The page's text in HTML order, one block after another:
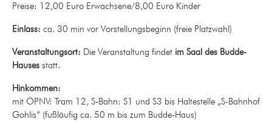
Preise: 12,00 Euro Erwachsene/8,00 Euro Kinder
Einlass: ca. 30 min vor Vorstellungsbeginn (freie Platzwahl)
Veranstaltungsort: Die Veranstaltung findet im Saal des Budde-
Hauses statt.
Hinkommen:
mit ÖPNV: Tram 12, S-Bahn: S1 und S3 bis Haltestelle „S-Bahnhof
Gohlis“ (fußläufig ca. 50 m bis zum Budde-Haus)